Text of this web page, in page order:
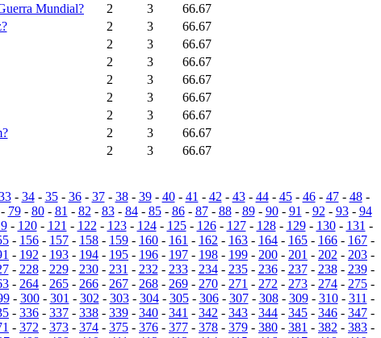
Mundial? 2 3
66.67
2 3
66.67
2 3
66.67
2 3
66.67
2 3
66.67
2 3
66.67
2 3
66.67
2 3
66.67
2 3 66.67
- 34- 35- 36- 37- 38- 39- 40- 41 - 42 - 43- 44- 45- 46- 47- 48-
79- 80- 81 - 82 - 83- 84- 85- 86- 87- 88- 89- 90- 91 - 92 - 93- 94
- 120- 121 - 122 - 123- 124- 125- 126- 127- 128- 129- 130- 131 -
- 156 - 157 - 158 - 159 - 160 - 161 - 162 - 163 - 164 - 165 - 166 - 167 -
- 192 - 193 - 194 - 195 - 196 - 197 - 198 - 199 - 200 - 201 - 202 - 203 -
- 228- 229- 230- 231 - 232 - 233- 234- 235- 236- 237- 238- 239-
- 264 - 265 - 266 - 267 - 268 - 269 - 270 - 271 - 272 - 273 - 274 - 275 -
- 300- 301 - 302 - 303- 304- 305- 306- 307- 308- 309- 310- 311 -
- 336 - 337 - 338 - 339 - 340 - 341 - 342 - 343 - 344 - 345 - 346 - 347 -
- 372 - 373 - 374 - 375 - 376 - 377 - 378 - 379 - 380 - 381 - 382 - 383 -